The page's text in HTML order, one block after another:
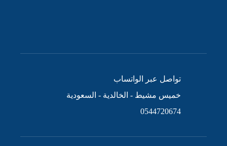
تواصل عبر الواتساب
خميس مشيط - الخالدية - السعودية
0544720674